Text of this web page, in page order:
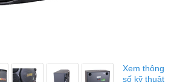
Xem thông
số kỹ thuật